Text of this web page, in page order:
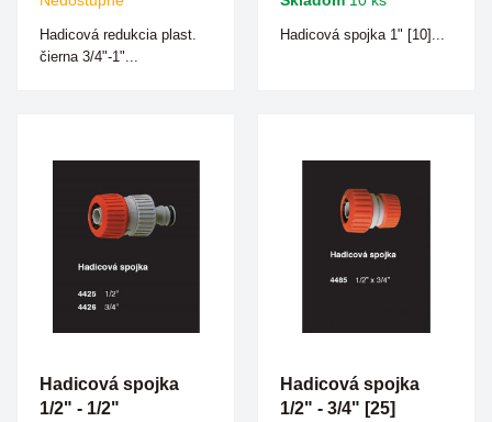
Hadicová redukcia plast.
čierna 3/4"-1"...
Hadicová spojka 1" [10]...
Hadicová spojka
1/2" - 1/2"
Hadicová spojka
1/2" - 3/4" [25]